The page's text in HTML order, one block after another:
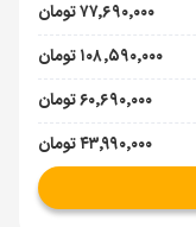
۷۷٬۶۹۰٬۰۰۰ تومان
۱۰۸٬۵۹۰٬۰۰۰ تومان
۶۰٬۶۹۰٬۰۰۰ تومان
۴۳٬۹۹۰٬۰۰۰ تومان